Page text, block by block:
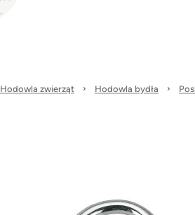
Hodowla zwierząt Hodowla bydła